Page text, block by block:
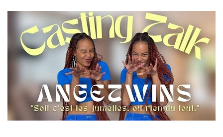
classique de la langue française revisité en comédie